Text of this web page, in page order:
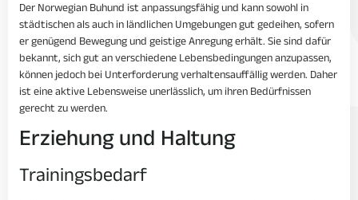
Der Norwegian Buhund ist anpassungsfähig und kann sowohl in
städtischen als auch in ländlichen Umgebungen gut gedeihen, sofern
er genügend Bewegung und geistige Anregung erhält. Sie sind dafür
bekannt, sich gut an verschiedene Lebensbedingungen anzupassen,
können jedoch bei Unterforderung verhaltensauffällig werden. Daher
ist eine aktive Lebensweise unerlässlich, um ihren Bedürfnissen
gerecht zu werden.
Erziehung und Haltung
Trainingsbedarf